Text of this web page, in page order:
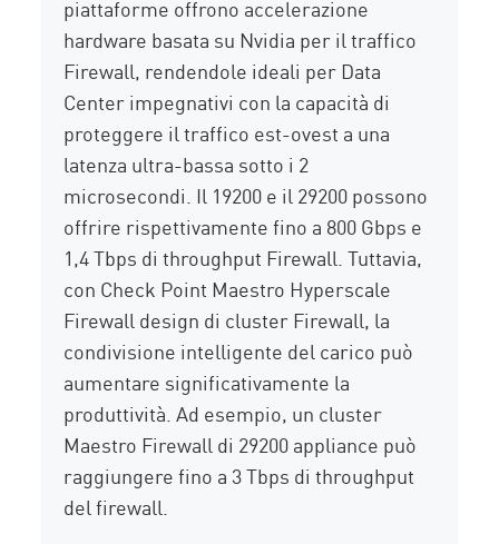
piattaforme offrono accelerazione
hardware basata su Nvidia per il traffico
Firewall, rendendole ideali per Data
Center impegnativi con la capacità di
proteggere il traffico est-ovest a una
latenza ultra-bassa sotto i 2
microsecondi. Il 19200 e il 29200 possono
offrire rispettivamente fino a 800 Gbps e
1,4 Tbps di throughput Firewall. Tuttavia,
con Check Point Maestro Hyperscale
Firewall design di cluster Firewall, la
condivisione intelligente del carico può
aumentare significativamente la
produttività. Ad esempio, un cluster
Maestro Firewall di 29200 appliance può
raggiungere fino a 3 Tbps di throughput
del firewall.